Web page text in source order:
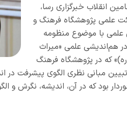
انقلاب خبرگزاری رسا،
علمی پژوهشگاه فرهنگ و
علمی با موضوع منظومه
هم‌اندیشی علمی «میراث
که در پژوهشگاه فرهنگ
تبیین مبانی نظری الگوی پیشرفت
بود که در آن، اندیشه، نگرش و